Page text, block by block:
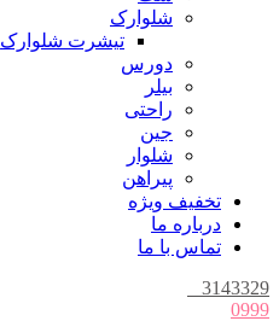
شلوارک
تیشرت شلوارک
دورس
بیلر
راحتی
جین
شلوار
پیراهن
تخفیف ویژه
درباره ما
تماس با ما
3143329
0999